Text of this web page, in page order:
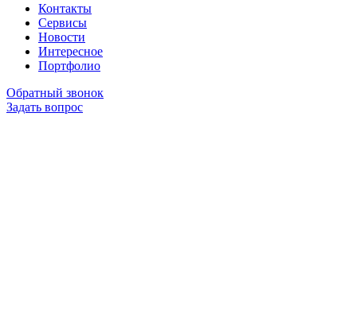
Контакты
Сервисы
Новости
Интересное
Портфолио
Обратный звонок
Задать вопрос